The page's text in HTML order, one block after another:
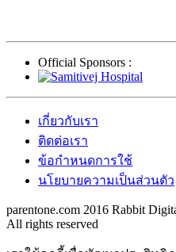
Official Sponsors :
เกี่ยวกับเรา
ติดต่อเรา
ข้อกำหนดการใช้
นโยบายความเป็นส่วนตัว
parentone.com 2016 Rabbit
All rights reserved